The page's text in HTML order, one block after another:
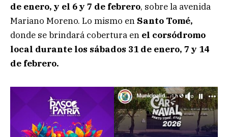
de enero, y el 6 y 7 de febrero, sobre la avenida
Mariano Moreno. Lo mismo en Santo Tomé,
donde se brindará cobertura en el corsódromo
local durante los sábados 31 de enero, 7 y 14
de febrero.